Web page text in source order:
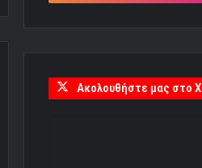
Ακολουθήστε μας στο X